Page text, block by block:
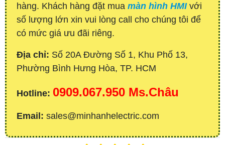
hàng. Khách hàng đặt mua màn hình HMIvới
số lượng lớn xin vui lòng call cho chúng tôi để
có mức giá ưu đãi riêng.
Địa chỉ: Số 20A Đường Số 1, Khu Phố 13,
Phường Bình Hưng Hòa, TP. HCM
Hotline: 0909.067.950 Ms.Châu
Email: sales@minhanhelectric.com